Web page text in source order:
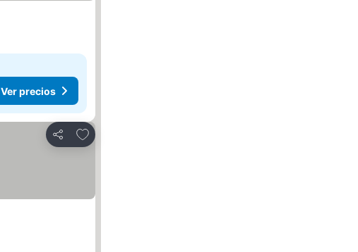
Ver precios
Compartir
Añadir a favoritos